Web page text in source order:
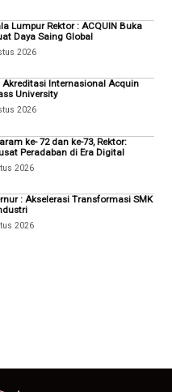
Lumpur Rektor : ACQUIN Buka
Daya Saing Global
2026
Internasional Acquin
University
2026
ke- 72 dan ke-73, Rektor:
Peradaban di Era Digital
2026
: Akselerasi Transformasi SMK
2026